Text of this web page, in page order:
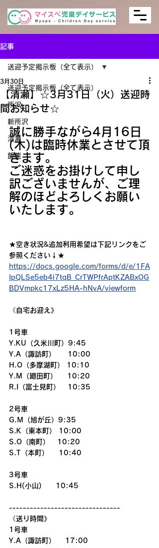
記事
送迎予定掲示板（全て表示）
所沢
新所沢
清瀬
飯能
送迎予定掲示板（全て表示）
【清瀬】☆3月31日（火）送迎時
間お知らせ☆
3月30日
誠に勝手ながら4月16日
(木)は臨時休業とさせて頂
きます。
ご迷惑をお掛けして申し
訳ございませんが、ご理
解のほどよろしくお願い
いたします。
★空き状況&追加利用希望は下記リンクをご
参照ください↓★
https://docs.google.com/forms/d/e/1FA
IpQLSe5eb4i7tqB_CrTWPfrAptKZABxOG
BDVmpkc17xLz5HA-hNvA/viewform
《自宅お迎え》
1号車
Y.KU（久米川町）9:45
Y.A（諏訪町）　  10:00
H.O（多摩湖町） 10:10
Y.M（廻田町）    10:20
R.I（富士見町）   10:35
2号車
G.M（旭が丘）9:35
S.K（東本町） 10:00
S.O（南町）   10:20
S.T（本町）    10:40
3号車
S.H(小山)　　10:45
--------------------------------
《送り時間》
1号車
Y.A（諏訪町）　 17:00